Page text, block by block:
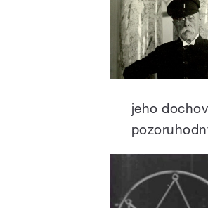
jeho